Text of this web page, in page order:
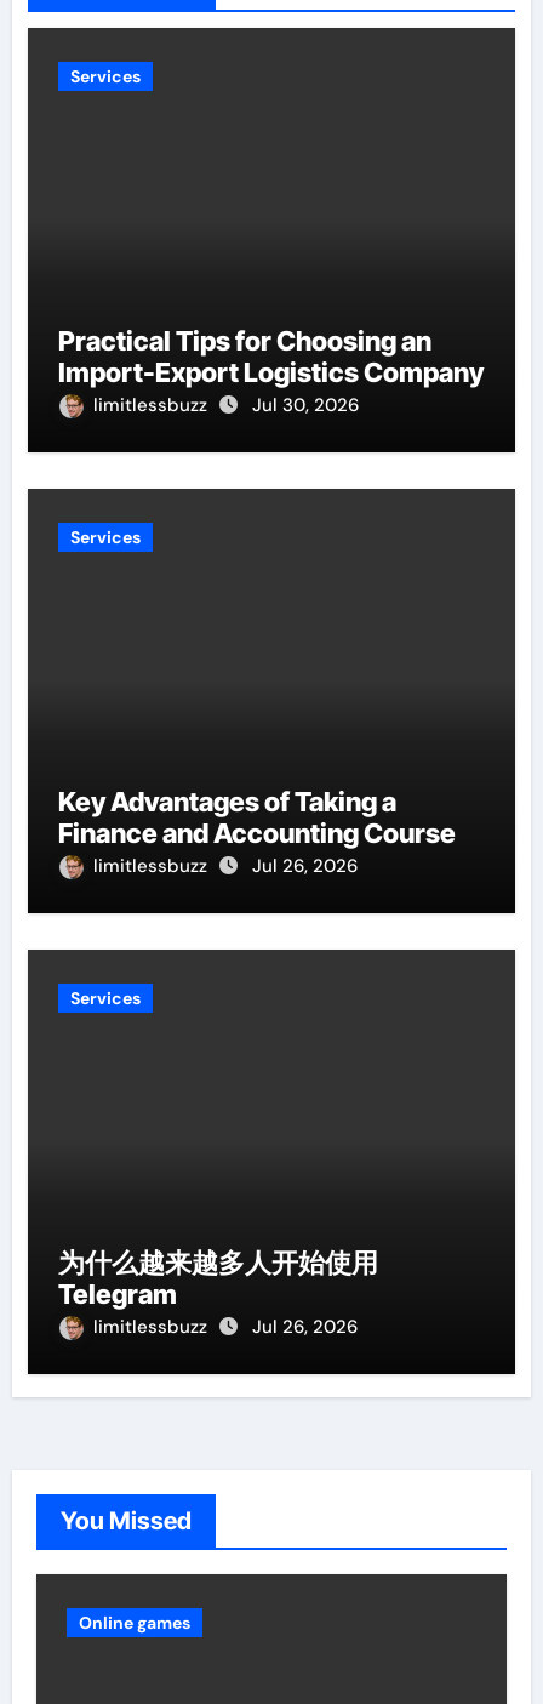
Services
Practical Tips for Choosing an
Import-Export Logistics Company
limitlessbuzz Jul 30, 2026
Services
Key Advantages of Taking a
Finance and Accounting Course
limitlessbuzz Jul 26, 2026
Services
为什么越来越多人开始使用
Telegram
limitlessbuzz Jul 26, 2026
You Missed
Online games